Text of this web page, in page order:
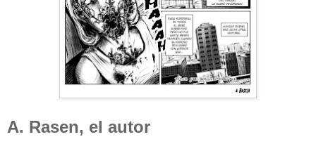
A. Rasen, el autor